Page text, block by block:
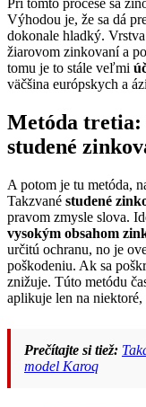
Pri tomto procese sa
Výhodou je, že sa dá
dokonale hladký.
žiarovom zinkovaní a
tomu je to stále veľmi
väčšina európskych a
Metóda
studené
A potom je tu metóda,
Takzvané studené
pravom zmysle slova.
vysokým obsahom
určitú ochranu, no je
poškodeniu. Ak sa
znižuje. Túto metódu
aplikuje len na niektoré,
Prečítajte si tiež:
model Karoq